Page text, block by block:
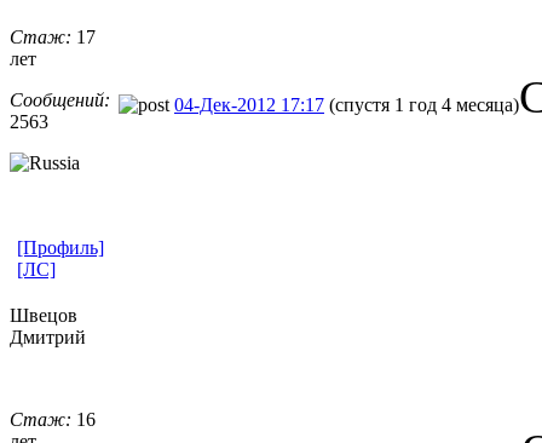
Стаж: 17
лет
Сообщений:
2563
04-Дек-2012 17:17 (спустя 1 год 4 месяца)
[Профиль]
[ЛС]
Швецов
Дмитрий
Стаж: 16